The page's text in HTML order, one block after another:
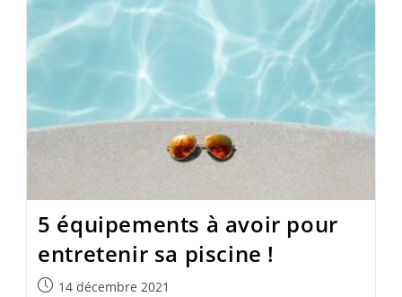
5 équipements à avoir pour
entretenir sa piscine !
Publication
14 décembre 2021